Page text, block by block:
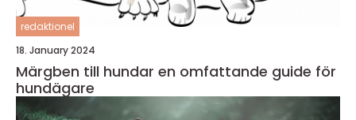
redaktionel
18. January 2024
Märgben till hundar en omfattande guide för
hundägare